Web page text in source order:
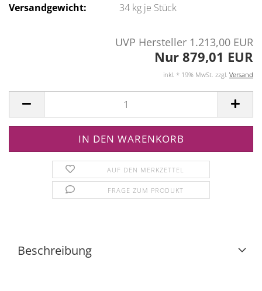
Versandgewicht: 34 kg je Stück
UVP Hersteller 1.213,00 EUR
Nur 879,01 EUR
inkl. * 19% MwSt. zzgl. Versand
AUF DEN MERKZETTEL
FRAGE ZUM PRODUKT
Beschreibung